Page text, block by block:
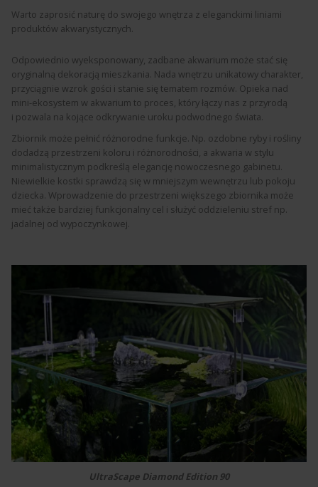
Warto zaprosić naturę do swojego wnętrza z eleganckimi liniami
produktów akwarystycznych.
Odpowiednio wyeksponowany, zadbane akwarium może stać się
oryginalną dekoracją mieszkania. Nada wnętrzu unikatowy charakter,
przyciągnie wzrok gości i stanie się tematem rozmów. Opieka nad
mini-ekosystem w akwarium to proces, który łączy nas z przyrodą
i pozwala na kojące odkrywanie uroku podwodnego świata.
Zbiornik może pełnić różnorodne funkcje. Np. ozdobne ryby i rośliny
dodadzą przestrzeni koloru i różnorodności, a akwaria w stylu
minimalistycznym podkreślą elegancję nowoczesnego gabinetu.
Niewielkie kostki sprawdzą się w mniejszym wewnętrzu lub pokoju
dziecka. Wprowadzenie do przestrzeni większego zbiornika może
mieć także bardziej funkcjonalny cel i służyć oddzieleniu stref np.
jadalnej od wypoczynkowej.
UltraScape Diamond Edition 90